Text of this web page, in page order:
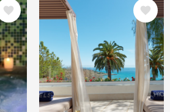
Immagine